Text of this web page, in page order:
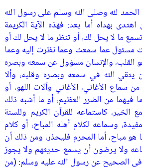
الحمد لله وصلى الله وسلم على رسول الله
بهداه أما بعد: فهذه الآية الكريمة
ما لا يحل لك، أو تنظر ما لا يحل لك أو
مسئول عما سمعت وعما نظرت إليه وعما
هو القلب، والإنسان مسؤول عن سمعه وبصره
يتقي الله في سمعه وبصره وقلبه، وألا
سماع الأغاني، الأغاني وآلات اللهو، أو
فيهما من الضرر العظيم، أو ما أشبه ذلك
كاستماعه للقرآن الكريم وللسنة
وسماعه لكلام أهله المباح، أو كلام
هو مباح، أما المحرم فليحذر، ومن ذلك أن
ولا يرضون أن يسمع حديثهم ولا يجوز
الصحيح عن رسول الله عليه وسلم: (من